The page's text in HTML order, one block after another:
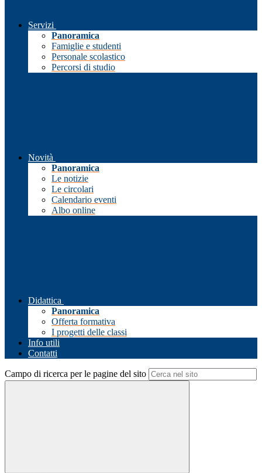
Servizi
Panoramica
Famiglie e studenti
Personale scolastico
Percorsi di studio
Novità
Panoramica
Le notizie
Le circolari
Calendario eventi
Albo online
Didattica
Panoramica
Offerta formativa
I progetti delle classi
Info utili
Contatti
Campo di ricerca per le pagine del sito